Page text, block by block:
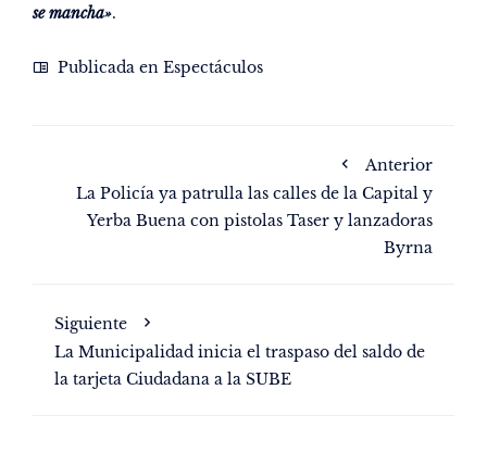
se mancha».
Publicada en Espectáculos
Anterior
La Policía ya patrulla las calles de la Capital y
Yerba Buena con pistolas Taser y lanzadoras
Byrna
Siguiente
La Municipalidad inicia el traspaso del saldo de
la tarjeta Ciudadana a la SUBE